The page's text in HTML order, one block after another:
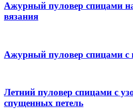
Ажурный пуловер спицами
вязания
Ажурный пуловер спицами с
Летний пуловер спицами с
спущенных петель